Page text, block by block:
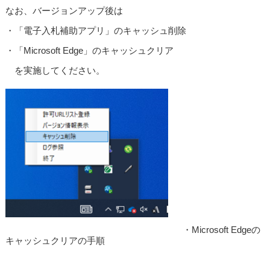
なお、バージョンアップ後は
・「電子入札補助アプリ」のキャッシュ削除
・「Microsoft Edge」のキャッシュクリア
を実施してください。
・Microsoft Edgeの
キャッシュクリアの手順